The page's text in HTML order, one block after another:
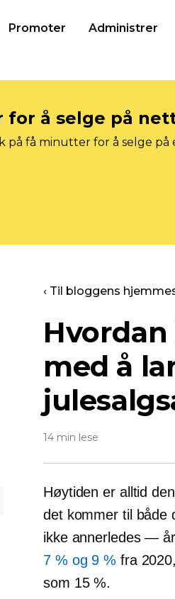
Promoter Administrer
for å selge på
få minutter for å selge på
‹ Til bloggens
med å
14 min lese
Høytiden er alltid
det kommer til både
ikke annerledes —
7 % og 9 % fra
som 15 %.